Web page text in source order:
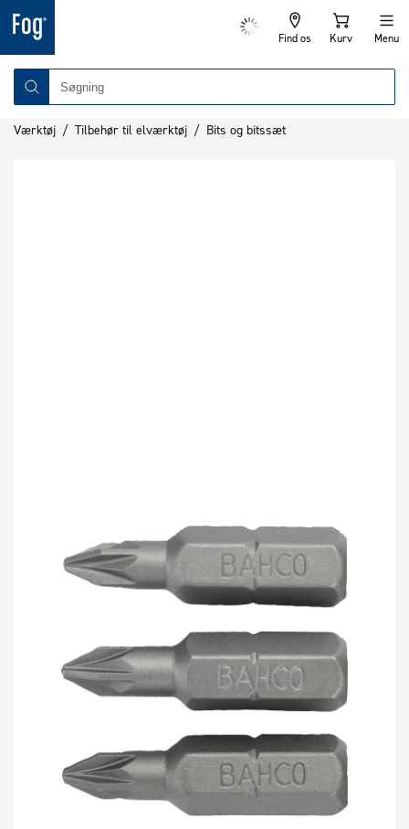
Find os Kurv Menu
Værktøj / Tilbehør til elværktøj / Bits og bitssæt